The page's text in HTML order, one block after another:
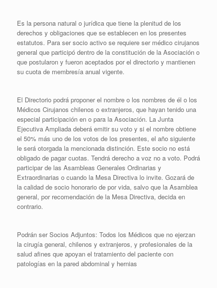
Es la persona natural o jurídica que tiene la plenitud de los
derechos y obligaciones que se establecen en los presentes
estatutos. Para ser socio activo se requiere ser médico cirujanos
general que participó dentro de la constitución de la Asociación o
que postularon y fueron aceptados por el directorio y mantienen
su cuota de membresía anual vigente.
El Directorio podrá proponer el nombre o los nombres de él o los
Médicos Cirujanos chilenos o extranjeros, que hayan tenido una
especial participación en o para la Asociación. La Junta
Ejecutiva Ampliada deberá emitir su voto y si el nombre obtiene
el 50% más uno de los votos de los presentes, el año siguiente
le será otorgada la mencionada distinción. Este socio no está
obligado de pagar cuotas. Tendrá derecho a voz no a voto. Podrá
participar de las Asambleas Generales Ordinarias y
Extraordinarias o cuando la Mesa Directiva lo invite. Gozará de
la calidad de socio honorario de por vida, salvo que la Asamblea
general, por recomendación de la Mesa Directiva, decida en
contrario.
Podrán ser Socios Adjuntos: Todos los Médicos que no ejerzan
la cirugía general, chilenos y extranjeros, y profesionales de la
salud afines que apoyan el tratamiento del paciente con
patologías en la pared abdominal y hernias